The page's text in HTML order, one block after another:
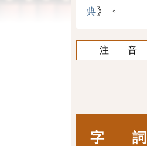
典》。
注 音
字 詞